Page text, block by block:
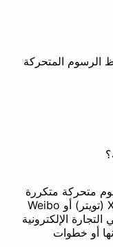
المتحركة
متحركة متكررة
الإلكترونية
أو خطوات